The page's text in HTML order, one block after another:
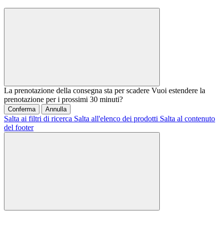
La prenotazione della consegna sta per scadere Vuoi estendere la
prenotazione per i prossimi 30 minuti?
Conferma Annulla
Salta ai filtri di ricerca Salta all'elenco dei prodotti Salta al contenuto
del footer